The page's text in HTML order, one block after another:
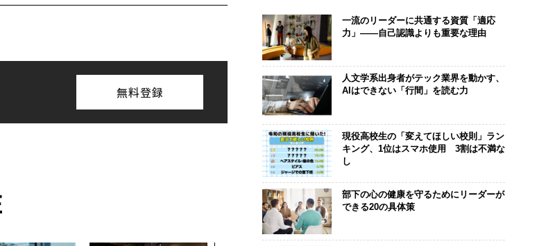
無料登録
一流のリーダーに共通する資質「適応
力」——自己認識よりも重要な理由
人文学系出身者がテック業界を動かす、
AIはできない「行間」を読む力
現役高校生の「変えてほしい校則」ラン
キング、1位はスマホ使用 3割は不満な
し
部下の心の健康を守るためにリーダーが
できる20の具体策